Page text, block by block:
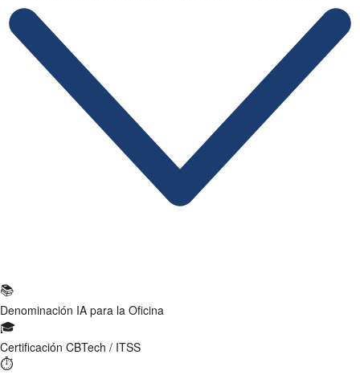
📚
Denominación IA para la Oficina
🎓
Certificación CBTech / ITSS
⏱